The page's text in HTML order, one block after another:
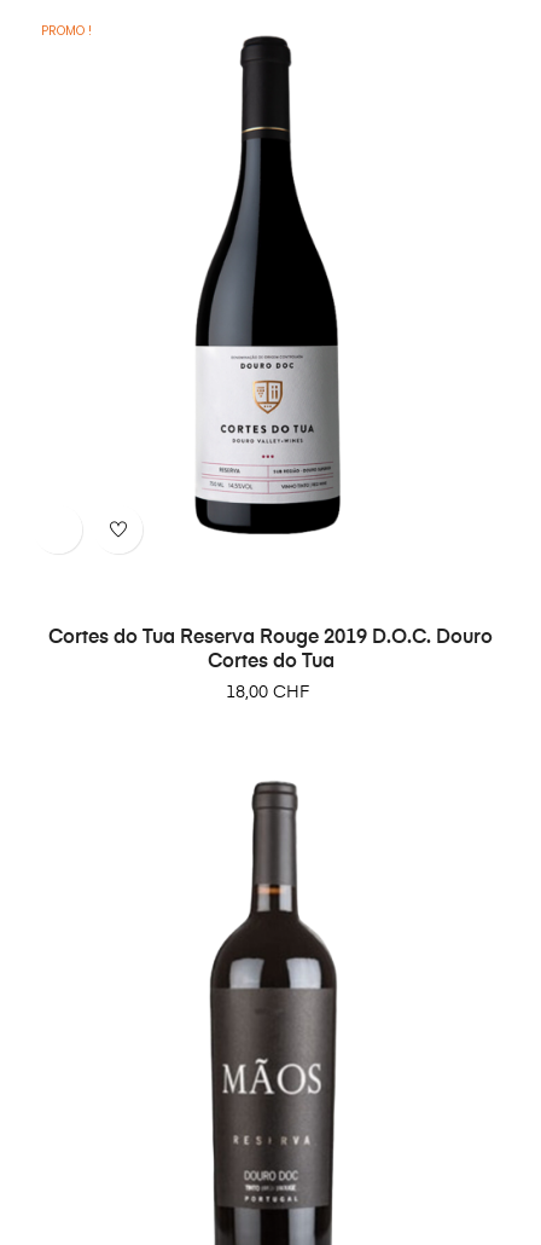
PROMO !
Cortes do Tua Reserva Rouge 2019 D.O.C. Douro
Cortes do Tua
Prix
18,00 CHF